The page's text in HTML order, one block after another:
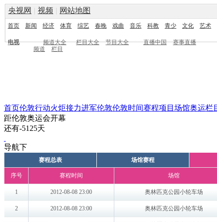
央视网 | 视频 | 网站地图
首页 新闻 经济 体育 综艺 春晚 戏曲 音乐 科教 青少 文化 艺术
电视 频道大全 栏目大全 节目大全 直播中国
赛事直播
频道
栏目
首页伦敦行动火炬接力进军伦敦伦敦时间赛程项目 场馆奥运栏
距伦敦奥运会开幕
还有-5125天
导航下